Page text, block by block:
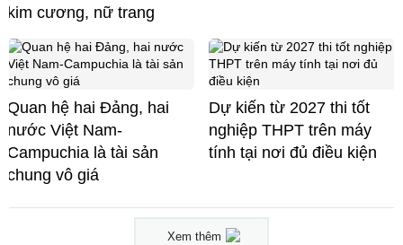
kim cương, nữ trang
Quan hệ hai Đảng, hai
nước Việt Nam-
Campuchia là tài sản
chung vô giá ​
Dự kiến từ 2027 thi tốt
nghiệp THPT trên máy
tính tại nơi đủ điều kiện
Xem thêm